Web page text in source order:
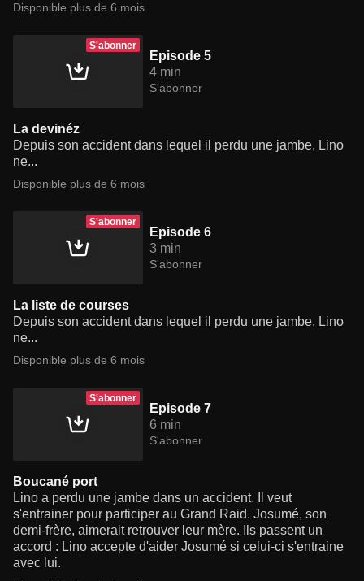
Disponible plus de 6 mois
S'abonner
Episode 5
4 min
S'abonner
La devinéz
Depuis son accident dans lequel il perdu une jambe, Lino
ne...
Disponible plus de 6 mois
S'abonner
Episode 6
3 min
S'abonner
La liste de courses
Depuis son accident dans lequel il perdu une jambe, Lino
ne...
Disponible plus de 6 mois
S'abonner
Episode 7
6 min
S'abonner
Boucané port
Lino a perdu une jambe dans un accident. Il veut
s'entrainer pour participer au Grand Raid. Josumé, son
demi-frère, aimerait retrouver leur mère. Ils passent un
accord : Lino accepte d'aider Josumé si celui-ci s'entraine
avec lui.